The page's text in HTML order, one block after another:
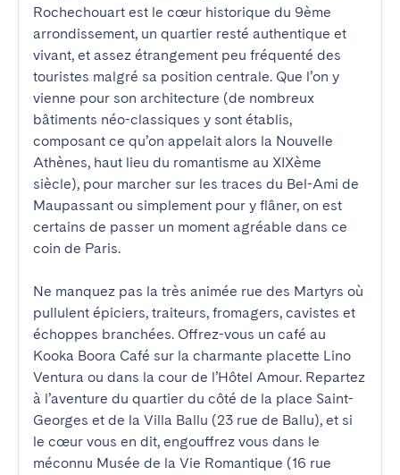
Rochechouart est le cœur historique du 9ème
arrondissement, un quartier resté authentique et
vivant, et assez étrangement peu fréquenté des
touristes malgré sa position centrale. Que l’on y
vienne pour son architecture (de nombreux
bâtiments néo-classiques y sont établis,
composant ce qu’on appelait alors la Nouvelle
Athènes, haut lieu du romantisme au XIXème
siècle), pour marcher sur les traces du Bel-Ami de
Maupassant ou simplement pour y flâner, on est
certains de passer un moment agréable dans ce
coin de Paris.
Ne manquez pas la très animée rue des Martyrs où
pullulent épiciers, traiteurs, fromagers, cavistes et
échoppes branchées. Offrez-vous un café au
Kooka Boora Café sur la charmante placette Lino
Ventura ou dans la cour de l’Hôtel Amour. Repartez
à l’aventure du quartier du côté de la place Saint-
Georges et de la Villa Ballu (23 rue de Ballu), et si
le cœur vous en dit, engouffrez vous dans le
méconnu Musée de la Vie Romantique (16 rue